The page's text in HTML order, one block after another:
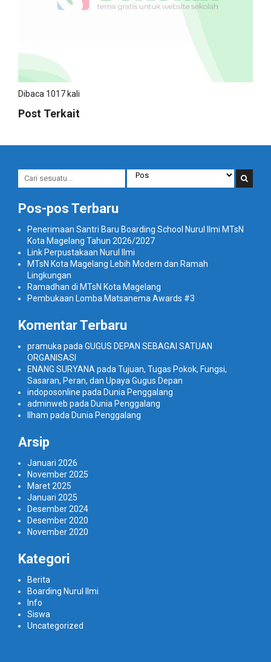
Dibaca 1017 kali
Post Terkait
Pos-pos Terbaru
Penerimaan Santri Baru Boarding School Nurul Ilmi MTsN
Kota Magelang Tahun 2026/2027
Link Perpustakaan Nurul Ilmi
MTsN Kota Magelang Lebih Modern dan Ramah
Lingkungan
Ramadhan di MTsN Kota Magelang
Pembukaan Lomba Matsanema Awards #3
Komentar Terbaru
pramuka pada GUGUS DEPAN SEBAGAI SATUAN
ORGANISASI
ENANG SURYANA pada Tujuan, Tugas Pokok, Fungsi,
Sasaran, Peran, dan Upaya Gugus Depan
indoposonline pada Dunia Penggalang
adminweb pada Dunia Penggalang
Ilham pada Dunia Penggalang
Arsip
Januari 2026
November 2025
Maret 2025
Januari 2025
Desember 2024
Desember 2020
November 2020
Kategori
Berita
Boarding Nurul Ilmi
Info
Siswa
Uncategorized